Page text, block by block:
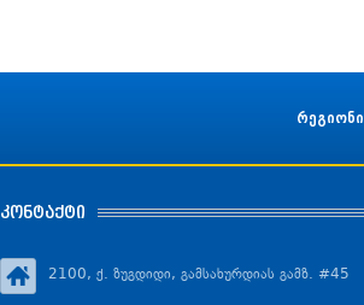
რეგიონი
კონტაქტი
2100, ქ. ზუგდიდი, გამსახურდიას გამზ. #45